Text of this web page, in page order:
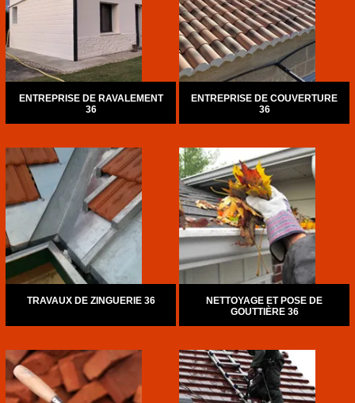
ENTREPRISE DE RAVALEMENT
36
ENTREPRISE DE COUVERTURE
36
TRAVAUX DE ZINGUERIE 36
NETTOYAGE ET POSE DE
GOUTTIÈRE 36